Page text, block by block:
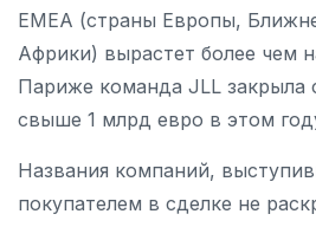
EMEA (страны Европы,
Африки) вырастет более чем
Париже команда JLL закрыла
свыше 1 млрд евро в этом
Названия компаний,
покупателем в сделке не